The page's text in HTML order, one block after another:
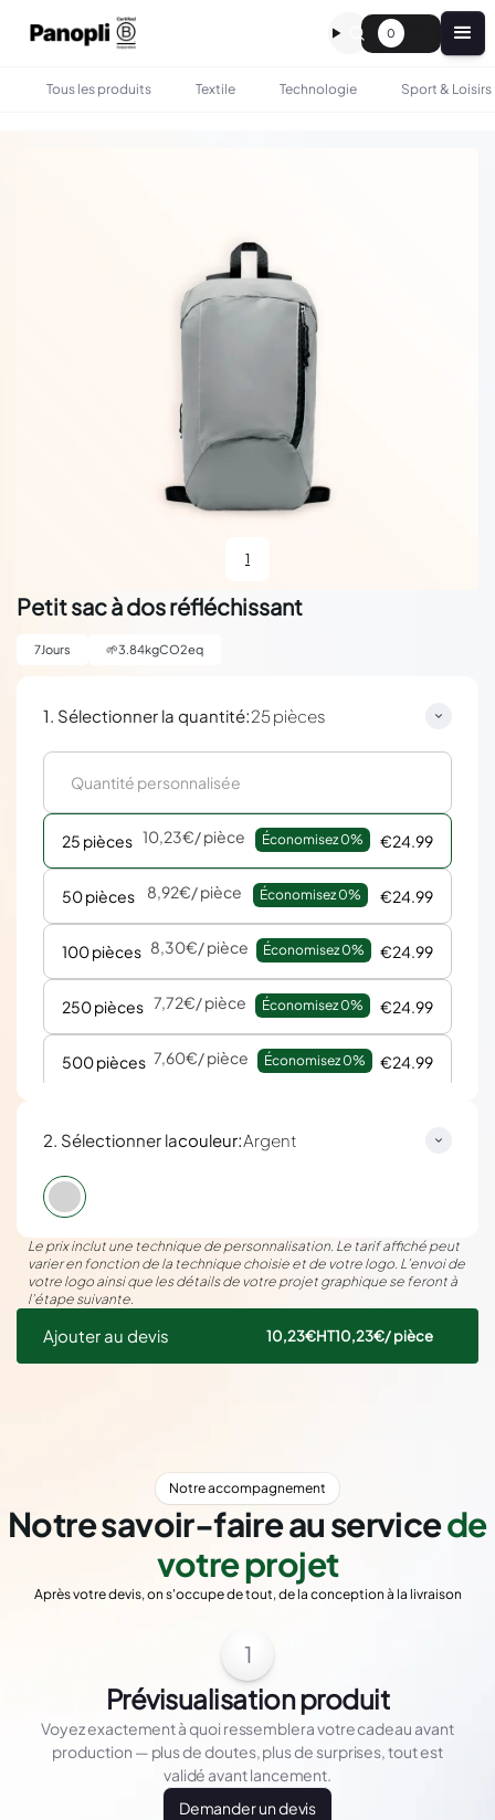
0
Tous les produits Textile Technologie Sport & Loisirs
1
Petit sac à dos réfléchissant
7Jours 🌱3.84kgCO2eq
1. Sélectionner la quantité:25 pièces
25 pièces 10,23€/ pièce Économisez 0% €24.99
50 pièces 8,92€/ pièce Économisez 0% €24.99
100 pièces 8,30€/ pièce Économisez 0% €24.99
250 pièces 7,72€/ pièce Économisez 0% €24.99
500 pièces 7,60€/ pièce Économisez 0% €24.99
2. Sélectionner lacouleur:Argent
Le prix inclut une technique de personnalisation. Le tarif affiché peut
varier en fonction de la technique choisie et de votre logo. L’envoi de
votre logo ainsi que les détails de votre projet graphique se feront à
l’étape suivante.
Ajouter au devis 10,23€HT10,23€/ pièce
Notre accompagnement
Notre savoir-faire au servicede
votre projet
Après votre devis, on s'occupe de tout, de la conception à la livraison
1
Prévisualisation produit
Voyez exactement à quoi ressemblera votre cadeau avant
production — plus de doutes, plus de surprises, tout est
validé avant lancement.
Demander un devis